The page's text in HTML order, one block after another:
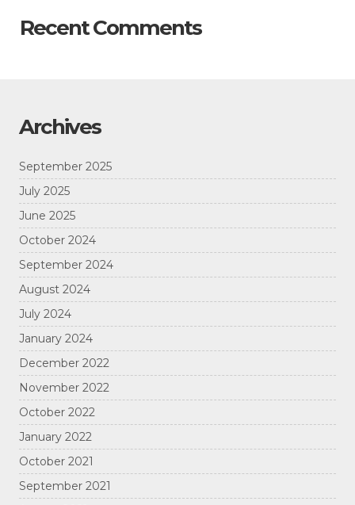
Recent Comments
Archives
September 2025
July 2025
June 2025
October 2024
September 2024
August 2024
July 2024
January 2024
December 2022
November 2022
October 2022
January 2022
October 2021
September 2021